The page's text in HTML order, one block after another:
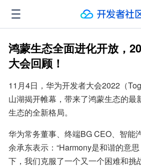
鸿蒙生态全面进化开放，
大会回顾！
11月4日，华为开发者大会2022（
山湖揭开帷幕，带来了鸿蒙生态的最
生态的全新格局。
华为常务董事、终端BG CEO、智能
余承东表示：“Harmony是和谐的意
下，我们克服了一个又一个困难和挑